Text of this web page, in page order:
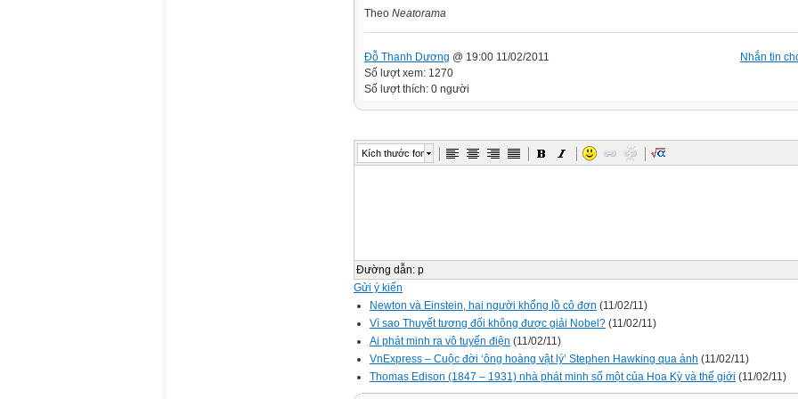
Theo Neatorama
Nhắn tin
Đỗ Thanh Dương @ 19:00 11/02/2011
Số lượt xem: 1270
Số lượt thích: 0 người
Kích thước font
Đường dẫn: p
Gửi ý kiến
Newton và Einstein, hai người khổng lồ cô đơn (11/02/11)
Vì sao Thuyết tương đối không được giải Nobel? (11/02/11)
Ai phát minh ra vô tuyến điện (11/02/11)
VnExpress – Cuộc đời ‘ông hoàng vật lý’ Stephen Hawking qua ảnh (11/02/11)
Thomas Edison (1847 – 1931) nhà phát minh số một của Hoa Kỳ và thế giới (11/02/11)